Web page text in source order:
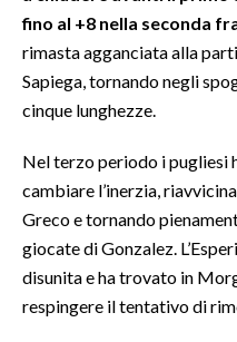
STORE
fino al +8 nella seconda
rimasta agganciata alla
Sapiega, tornando negli
cinque lunghezze.
Nel terzo periodo i pugliesi
cambiare l’inerzia,
Greco e tornando
giocate di Gonzalez.
disunita e ha trovato in
respingere il tentativo di